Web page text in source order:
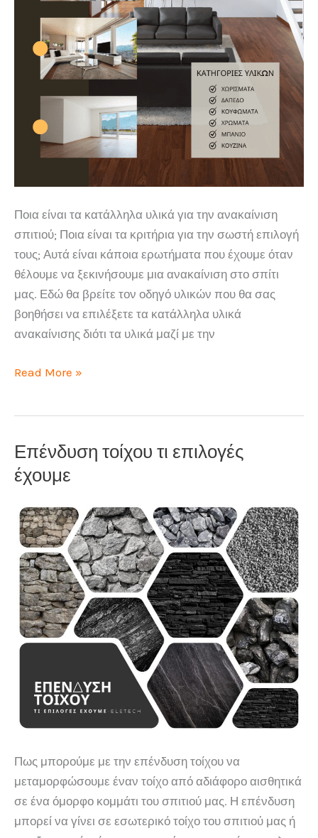
Ποια είναι τα κατάλληλα υλικά για την ανακαίνιση
σπιτιού; Ποια είναι τα κριτήρια για την σωστή επιλογή
τους; Αυτά είναι κάποια ερωτήματα που έχουμε όταν
θέλουμε να ξεκινήσουμε μια ανακαίνιση στο σπίτι
μας. Εδώ θα βρείτε τον οδηγό υλικών που θα σας
βοηθήσει να επιλέξετε τα κατάλληλα υλικά
ανακαίνισης διότι τα υλικά μαζί με την
Υλικά
σπιτιού
Read More »
Επένδυση τοίχου τι επιλογές
έχουμε
Πως μπορούμε με την επένδυση τοίχου να
μεταμορφώσουμε έναν τοίχο από αδιάφορο αισθητικά
σε ένα όμορφο κομμάτι του σπιτιού μας. Η επένδυση
μπορεί να γίνει σε εσωτερικό τοίχο του σπιτιού μας ή